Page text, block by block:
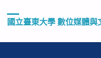
國立臺東大學 數位媒體與